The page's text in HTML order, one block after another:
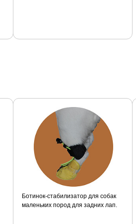
Ботинок-стабилизатор для собак
маленьких пород для задних лап.